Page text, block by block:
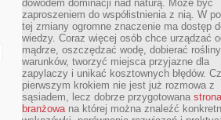
dowodem dominacji nad naturą. Może być
zaproszeniem do współistnienia z nią. W
tej zmiany ogromne znaczenie ma dostęp
wiedzy. Coraz więcej osób chce urządzać
mądrze, oszczędzać wodę, dobierać
warunków, tworzyć miejsca przyjazne dla
zapylaczy i unikać kosztownych błędów.
pierwszym krokiem nie jest już rozmowa z
sąsiadem, lecz dobrze przygotowana strona
branżowana której można znaleźć